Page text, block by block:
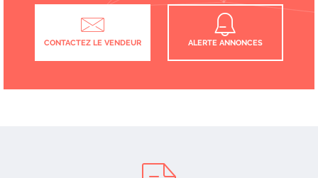
CONTACTEZ LE VENDEUR ALERTE ANNONCES